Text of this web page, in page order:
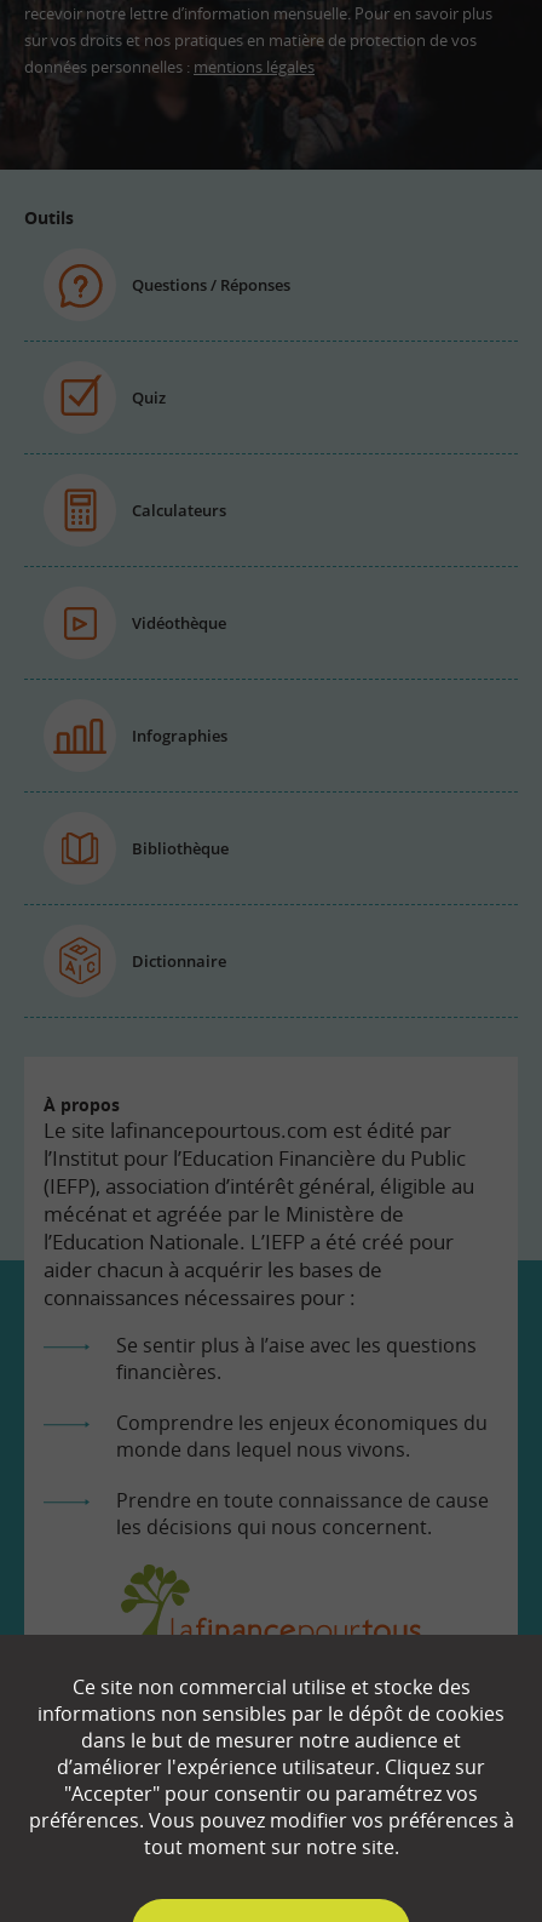
recevoir notre lettre d’information mensuelle. Pour en savoir plus
sur vos droits et nos pratiques en matière de protection de vos
données personnelles : mentions légales
Outils
Questions / Réponses
Quiz
Calculateurs
Vidéothèque
Infographies
Bibliothèque
Dictionnaire
À propos
Le site lafinancepourtous.com est édité par
l’Institut pour l’Education Financière du Public
(IEFP), association d’intérêt général, éligible au
mécénat et agréée par le Ministère de
l’Education Nationale. L’IEFP a été créé pour
aider chacun à acquérir les bases de
connaissances nécessaires pour :
Se sentir plus à l’aise avec les questions
financières.
Comprendre les enjeux économiques du
monde dans lequel nous vivons.
Prendre en toute connaissance de cause
les décisions qui nous concernent.
EN SAVOIR
Qui sommes-nous ?
Partenaires
Ce site non commercial utilise et stocke des
informations non sensibles par le dépôt de cookies
dans le but de mesurer notre audience et
d’améliorer l'expérience utilisateur. Cliquez sur
"Accepter" pour consentir ou paramétrez vos
préférences. Vous pouvez modifier vos préférences à
tout moment sur notre site.